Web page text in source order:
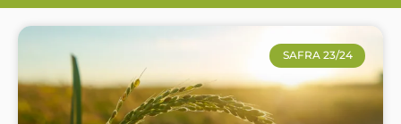
SAFRA 23/24